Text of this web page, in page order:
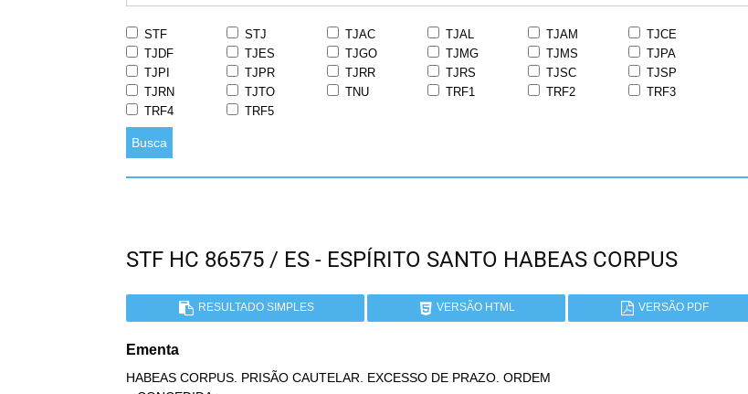
STF STJ TJAC TJAL TJAM
TJCE
TJDF
TJES TJGO TJMG TJMS
TJPA
TJPI
TJPR TJRR TJRS TJSC
TJSP
TJRN
TJTO TNU TRF1 TRF2
TRF3
TRF4
TRF5
Busca
STF HC 86575 / ES - ESPÍRITO SANTO HABEAS CORPUS
RESULTADO SIMPLES VERSÃO HTML VERSÃO PDF
Ementa
HABEAS CORPUS. PRISÃO CAUTELAR. EXCESSO DE PRAZO. ORDEM